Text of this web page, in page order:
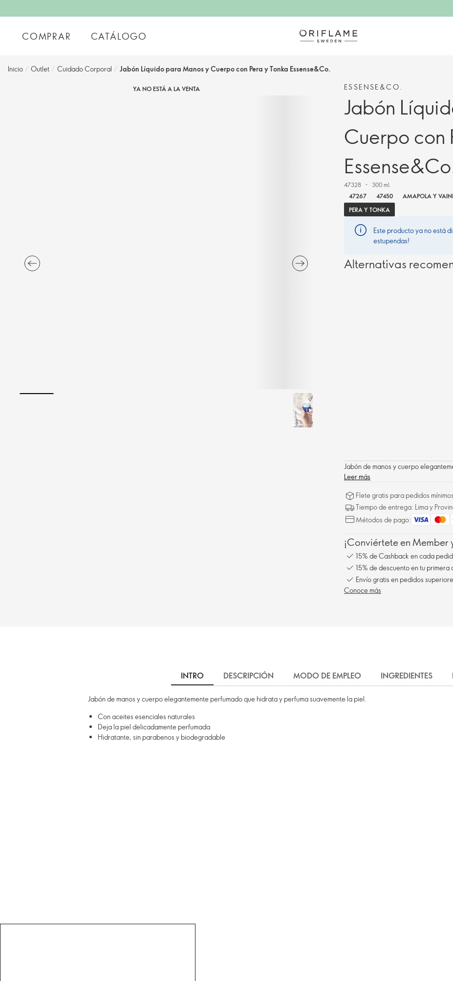
COMPRAR CATÁLOGO
Inicio / Outlet / Cuidado Corporal / Jabón Líquido para Manos y Cuerpo con Pera y Tonka Essense&Co.
YA NO ESTÁ A LA VENTA ESSENSE&CO.
Jabón
Cuerpo con
47328
300 ml.
47267
47450 AMAPOLA Y
PERA Y TONKA
Este producto ya no está
estupendas!
Alternativas
Jabón de manos y cuerpo
Leer más
Flete gratis para pedidos
Tiempo de entrega: Lima y
Métodos de pago:
¡Conviértete en
15% de Cashback en cada
15% de descuento en tu primera
Envío gratis en pedidos
Conoce más
INTRO DESCRIPCIÓN MODO DE EMPLEO INGREDIENTES
Jabón de manos y cuerpo elegantemente perfumado que hidrata y perfuma suavemente la piel.
Con aceites esenciales naturales
Deja la piel delicadamente perfumada
Hidratante, sin parabenos y biodegradable